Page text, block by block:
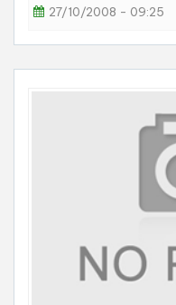
27/10/2008 - 09:25